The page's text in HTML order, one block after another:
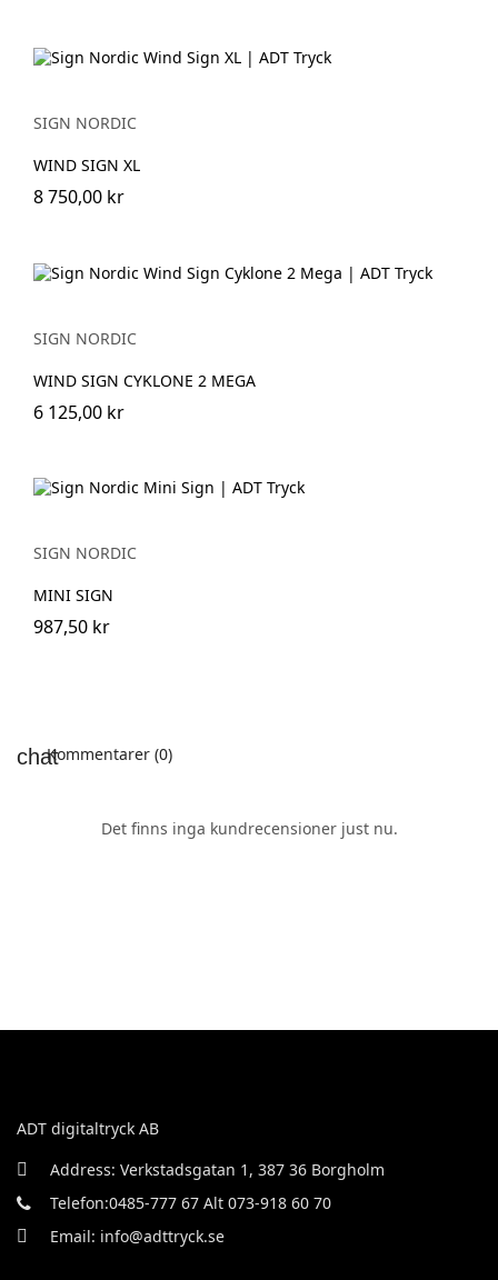
SIGN NORDIC
WIND SIGN XL
8 750,00 kr
SIGN NORDIC
WIND SIGN CYKLONE 2 MEGA
6 125,00 kr
SIGN NORDIC
MINI SIGN
987,50 kr
Kommentarer (0)
Det finns inga kundrecensioner just nu.
ADT digitaltryck AB
Address: Verkstadsgatan 1, 387 36 Borgholm
Telefon:0485-777 67 Alt 073-918 60 70
Email: info@adttryck.se